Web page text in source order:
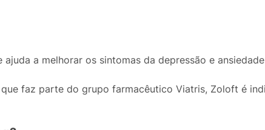
a melhorar os sintomas da depressão e
faz parte do grupo farmacêutico Viatris, Zoloft é